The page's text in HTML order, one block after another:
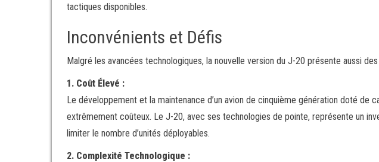
tactiques disponibles.
Inconvénients et Défis
Malgré les avancées technologiques, la nouvelle version du J-20 présente aussi
1. Coût Élevé :
Le développement et la maintenance d’un avion de cinquième génération doté de
extrêmement coûteux. Le J-20, avec ses technologies de pointe, représente un
limiter le nombre d’unités déployables.
2. Complexité Technologique :